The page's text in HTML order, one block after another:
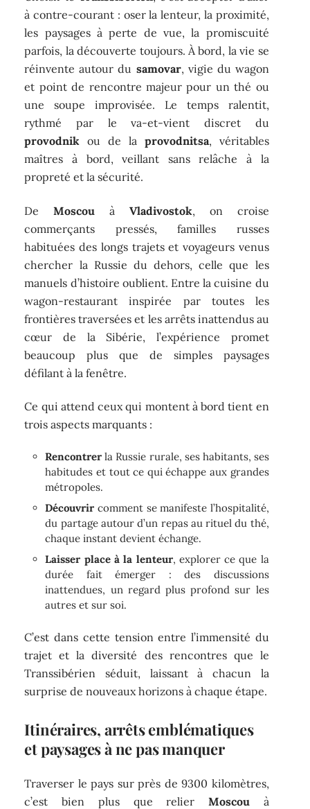
à contre-courant : oser la lenteur, la proximité,
les paysages à perte de vue, la promiscuité
parfois, la découverte toujours. À bord, la vie se
réinvente autour du samovar, vigie du wagon
et point de rencontre majeur pour un thé ou
une soupe improvisée. Le temps ralentit,
rythmé par le va-et-vient discret du
provodnik ou de la provodnitsa, véritables
maîtres à bord, veillant sans relâche à la
propreté et la sécurité.
DeMoscou à Vladivostok, on croise
commerçants pressés, familles russes
habituées des longs trajets et voyageurs venus
chercher la Russie du dehors, celle que les
manuels d’histoire oublient. Entre la cuisine du
wagon-restaurant inspirée par toutes les
frontières traversées et les arrêts inattendus au
cœur de la Sibérie, l’expérience promet
beaucoup plus que de simples paysages
défilant à la fenêtre.
Ce qui attend ceux qui montent à bord tient en
trois aspects marquants :
Rencontrer la Russie rurale, ses habitants, ses
habitudes et tout ce qui échappe aux grandes
métropoles.
Découvrir comment se manifeste l’hospitalité,
du partage autour d’un repas au rituel du thé,
chaque instant devient échange.
Laisser place à la lenteur, explorer ce que la
durée fait émerger : des discussions
inattendues, un regard plus profond sur les
autres et sur soi.
C’est dans cette tension entre l’immensité du
trajet et la diversité des rencontres que le
Transsibérien séduit, laissant à chacun la
surprise de nouveaux horizons à chaque étape.
Itinéraires, arrêts emblématiques
et paysages à ne pas manquer
Traverser le pays sur près de 9300 kilomètres,
c’est bien plus que relier Moscou à